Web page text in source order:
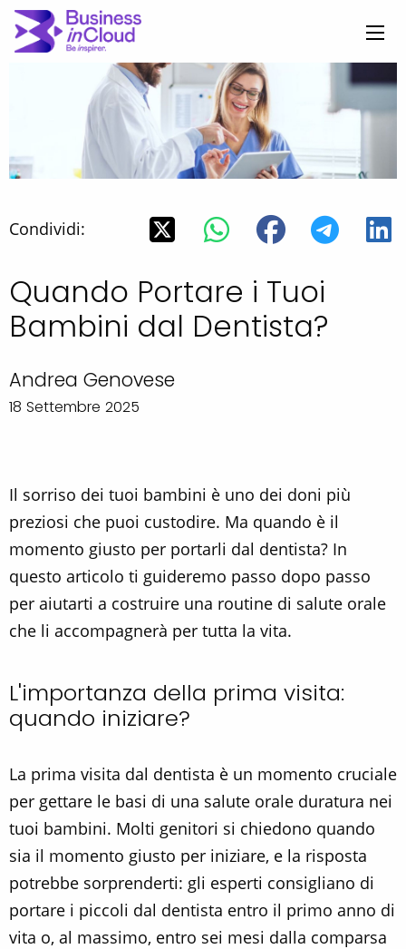
Condividi:
Quando Portare i Tuoi
Bambini dal Dentista?
Andrea Genovese
18 Settembre 2025
Il sorriso dei tuoi bambini è uno dei doni più
preziosi che puoi custodire. Ma quando è il
momento giusto per portarli dal dentista? In
questo articolo ti guideremo passo dopo passo
per aiutarti a costruire una routine di salute orale
che li accompagnerà per tutta la vita.
L'importanza della prima visita:
quando iniziare?
La prima visita dal dentista è un momento cruciale
per gettare le basi di una salute orale duratura nei
tuoi bambini. Molti genitori si chiedono quando
sia il momento giusto per iniziare, e la risposta
potrebbe sorprenderti: gli esperti consigliano di
portare i piccoli dal dentista entro il primo anno di
vita o, al massimo, entro sei mesi dalla comparsa